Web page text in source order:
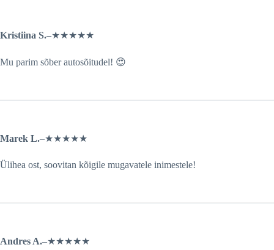
Kristiina S.–★★★★★
Mu parim sõber autosõitudel! 😍
Marek L.–★★★★★
Ülihea ost, soovitan kõigile mugavatele inimestele!
Andres A.–★★★★★